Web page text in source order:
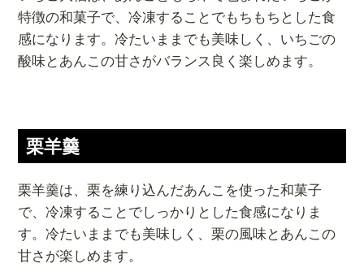
特徴の和菓子で、冷凍することでもちもちとした食
感になります。冷たいままでも美味しく、いちごの
酸味とあんこの甘さがバランス良く楽しめます。
栗羊羹
栗羊羹は、栗を練り込んだあんこを使った和菓子
で、冷凍することでしっかりとした食感になりま
す。冷たいままでも美味しく、栗の風味とあんこの
甘さが楽しめます。